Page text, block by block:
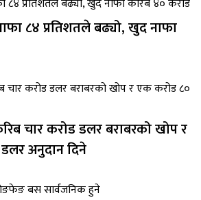
८४ प्रतिशतले बढ्यो, खुद नाफा
चार करोड डलर बराबरको खोप र
अनुदान दिने